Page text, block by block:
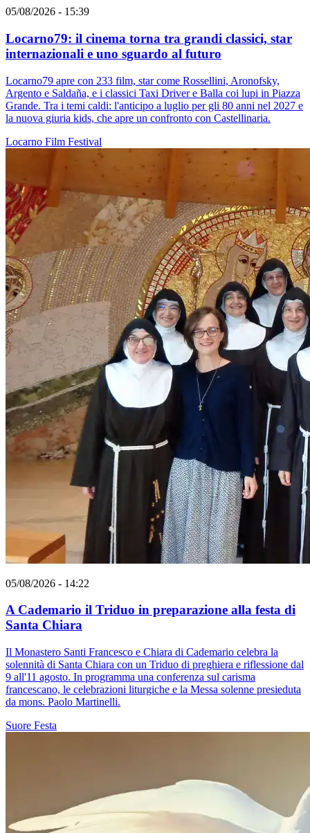
05/08/2026 - 15:39
Locarno79: il cinema torna tra grandi classici, star
internazionali e uno sguardo al futuro
Locarno79 apre con 233 film, star come Rossellini, Aronofsky,
Argento e Saldaña, e i classici Taxi Driver e Balla coi lupi in Piazza
Grande. Tra i temi caldi: l'anticipo a luglio per gli 80 anni nel 2027 e
la nuova giuria kids, che apre un confronto con Castellinaria.
Locarno Film Festival
05/08/2026 - 14:22
A Cademario il Triduo in preparazione alla festa di
Santa Chiara
Il Monastero Santi Francesco e Chiara di Cademario celebra la
solennità di Santa Chiara con un Triduo di preghiera e riflessione dal
9 all'11 agosto. In programma una conferenza sul carisma
francescano, le celebrazioni liturgiche e la Messa solenne presieduta
da mons. Paolo Martinelli.
Suore Festa